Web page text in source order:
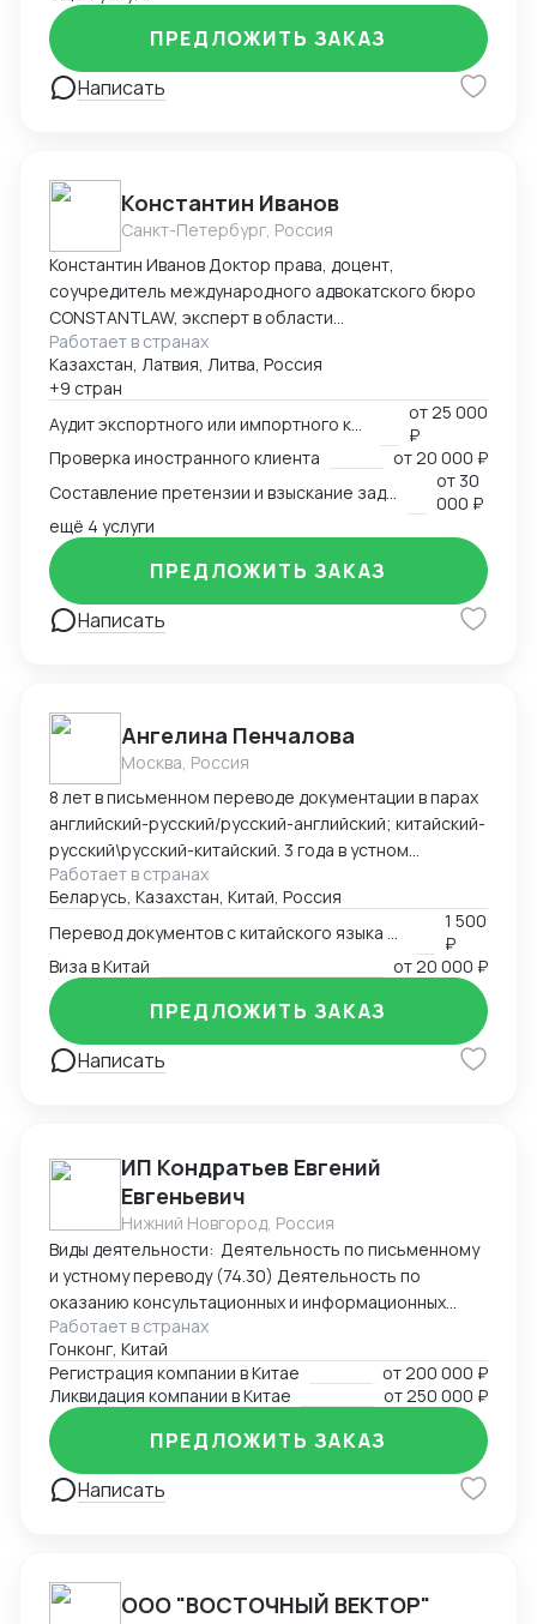
Написать
ПРЕДЛОЖИТЬ ЗАКАЗ
Константин Иванов
Санкт-Петербург, Россия
Константин Иванов Доктор права, доцент,
соучредитель международного адвокатского бюро
CONSTANTLAW, эксперт в области
внешнеэкономической деятельности,
сопровождения международных сделок и решения
внешнеэкономических споров. Международный
арбитр (Рижский третейский суд / Рига, Латвия,
международный арбитражный суд IAC / Алматы,
Казахстан).
Работает в странах
Казахстан, Латвия, Литва, Россия
+9 стран
от25 000
₽
Проверка иностранного клиента
от20 000 ₽
от 30
000 ₽
ещё 4 услуги
Написать
ПРЕДЛОЖИТЬ ЗАКАЗ
Ангелина Пенчалова
Москва, Россия
8 лет в письменном переводе документации в парах
английский-русский/русский-английский; китайский-
русский\русский-китайский. 3 года в устном
переводе в паре китайский-русский\русский-
китайский.
Работает в странах
Беларусь, Казахстан, Китай, Россия
1 500
₽
Виза в Китай
от20 000 ₽
Написать
ПРЕДЛОЖИТЬ ЗАКАЗ
ИП Кондратьев Евгений
Евгеньевич
Нижний Новгород, Россия
Виды деятельности: Деятельность по письменному
и устному переводу (74.30) Деятельность по
оказанию консультационных и информационных
услуг (63.99.1) Услуги по бронированию прочие и
сопутствующая деятельность (79.90)
Работает в странах
Гонконг, Китай
Регистрация компании в Китае
от200 000 ₽
Ликвидация компании в Китае
от250 000 ₽
Написать
ПРЕДЛОЖИТЬ ЗАКАЗ
ООО "ВОСТОЧНЫЙ ВЕКТОР"